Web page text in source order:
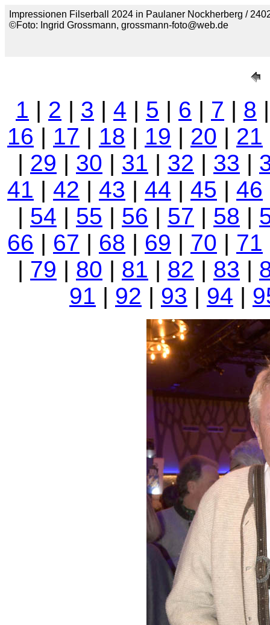
Impressionen Filserball 2024 in Paulaner Nockherberg /
©Foto: Ingrid Grossmann, grossmann-foto@web.de
1 | 2 | 3 | 4 | 5 | 6 | 7 | 8
16 | 17 | 18 | 19 | 20 | 21
| 29 | 30 | 31 | 32 | 33 |
41 | 42 | 43 | 44 | 45 | 46
| 54 | 55 | 56 | 57 | 58 |
66 | 67 | 68 | 69 | 70 | 71
| 79 | 80 | 81 | 82 | 83 |
91 | 92 | 93 | 94 |